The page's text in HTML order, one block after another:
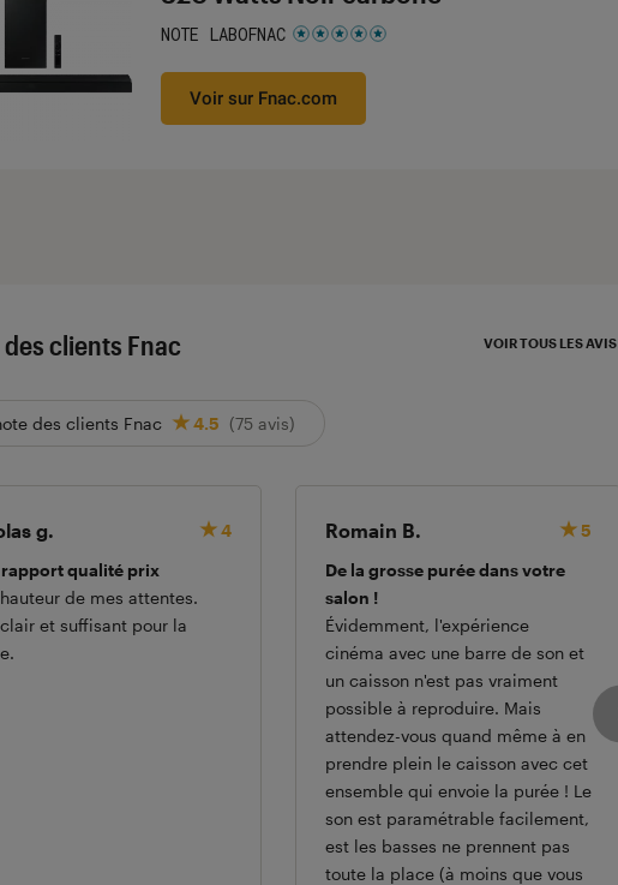
NOTE LABOFNAC
Noté 5 étoiles sur 5
Voir sur Fnac.com
des clients Fnac VOIR TOUS LES AVIS
des clients Fnac 4.5 (75 avis)
g.
4
rapport qualité prix
de mes attentes.
et suffisant pour la
Romain B.
5
De la grosse purée dans votre
salon !
Évidemment, l'expérience
cinéma avec une barre de son et
un caisson n'est pas vraiment
possible à reproduire. Mais
attendez-vous quand même à en
prendre plein le caisson avec cet
ensemble qui envoie la purée ! Le
son est paramétrable facilement,
est les basses ne prennent pas
toute la place (à moins que vous